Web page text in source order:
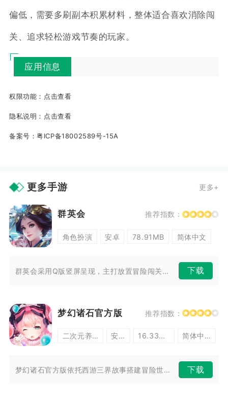
偏低，需要多刷副本积累材料，整体适合喜欢消除闯
关、追求轻松游戏节奏的玩家。
应用信息
权限功能： 点击查看
隐私说明： 点击查看
备案号：粤ICP备18002589号-15A
更多手游 更多+
群英会 推荐指数：
角色扮演 安卓 78.91MB 简体中文
群英会采用Q版竖屏呈现，主打放置冒险闯关玩法，适配手机单手操作，适合碎... 下载
梦幻诸石官方版 推荐指数：
二次元养成 安卓 16.33MB 简体中文
梦幻诸石官方版依托西游三界故事搭建冒险世界，玩家将踏上搜集上古诸石的旅... 下载